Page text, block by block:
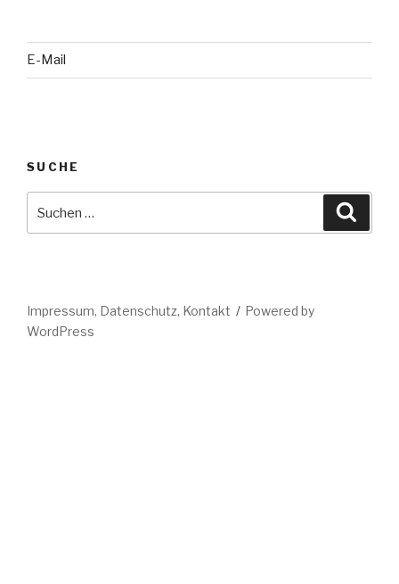
E-Mail
SUCHE
nach:
Impressum, Datenschutz, Kontakt
Powered by
WordPress